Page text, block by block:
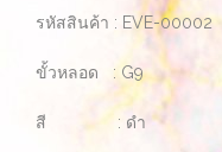
รหัสสินค้า : EVE-00002
ขั้วหลอด : G9
สี : ดำ